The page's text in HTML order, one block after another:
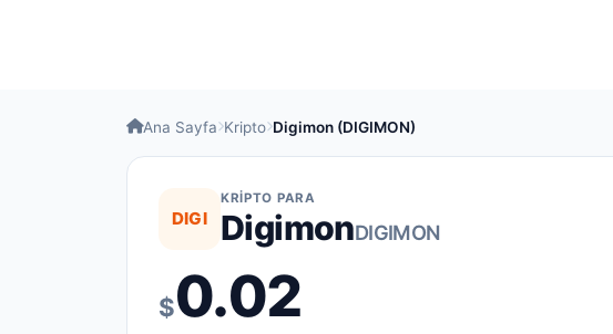
Ana Sayfa Kripto Digimon (DIGIMON)
DIGI
KRIPTO PARA
DigimonDIGIMON
$0.02